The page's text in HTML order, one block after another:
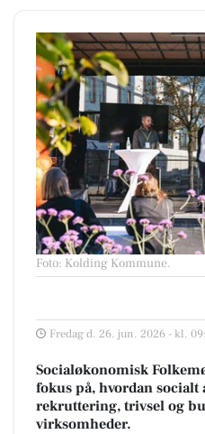
Foto: Kolding Kommune.
Fredag d. 26. jun. 2026 - kl.
Socialøkonomisk
fokus på, hvordan socialt
rekruttering, trivsel og
virksomheder.